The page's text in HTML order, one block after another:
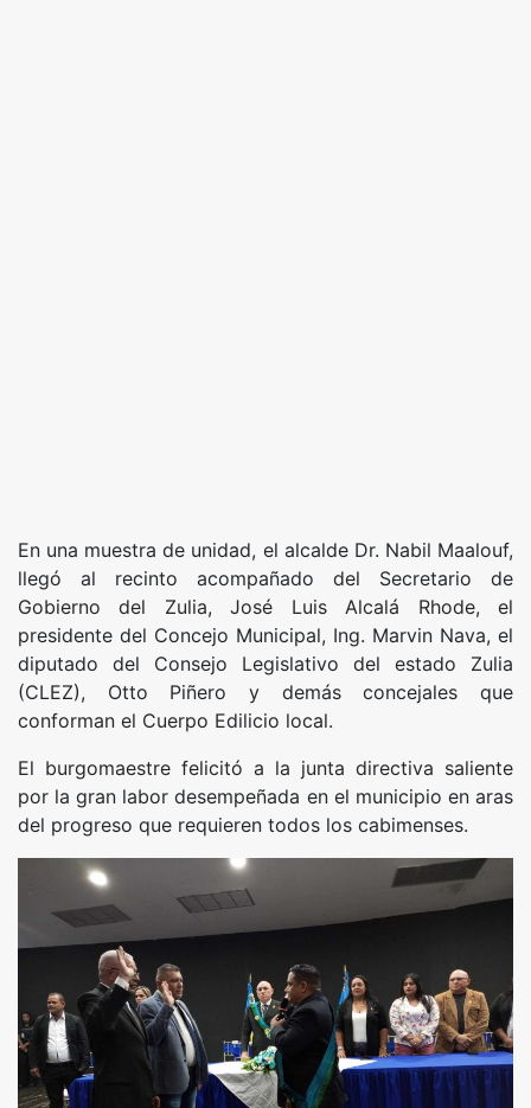
En una muestra de unidad, el alcalde Dr. Nabil Maalouf,
llegó al recinto acompañado del Secretario de
Gobierno del Zulia, José Luis Alcalá Rhode, el
presidente del Concejo Municipal, Ing. Marvin Nava, el
diputado del Consejo Legislativo del estado Zulia
(CLEZ), Otto Piñero y demás concejales que
conforman el Cuerpo Edilicio local.
El burgomaestre felicitó a la junta directiva saliente
por la gran labor desempeñada en el municipio en aras
del progreso que requieren todos los cabimenses.